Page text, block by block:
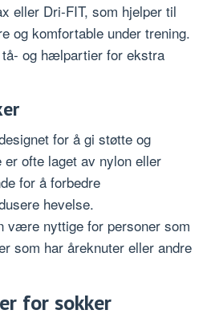
eller Dri-FIT, som hjelper til
og komfortable under trening.
og hælpartier for ekstra
for å gi støtte og
ofte laget av nylon eller
for å forbedre
hevelse.
være nyttige for personer som
som har åreknuter eller andre
for sokker